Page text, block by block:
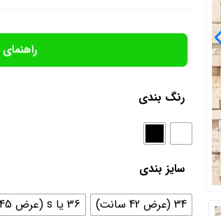
رنگ بندی
سایز بندی
34 (عرض 42 سانت) 36 یا s (عرض 45 سانت)